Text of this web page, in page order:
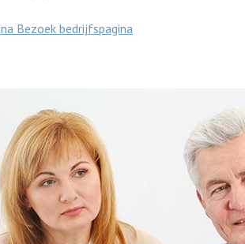
Bezoek bedrijfspagina